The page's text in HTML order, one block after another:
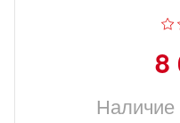
8
Наличие